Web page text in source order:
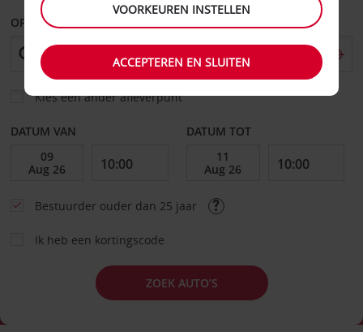
OPHALEN OP
Kies een ander afleverpunt
DATUM VAN DATUM TOT
Bestuurder ouder dan 25 jaar
Ik heb een kortingscode
ZOEK AUTO’S
VOORKEUREN INSTELLEN
ACCEPTEREN EN SLUITEN